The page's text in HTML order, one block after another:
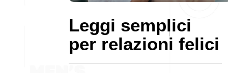
Leggi semplici
per relazioni felici